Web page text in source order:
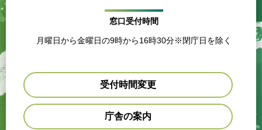
窓口受付時間
月曜日から金曜日の9時から16時30分※閉庁日を除く
受付時間変更
庁舎の案内